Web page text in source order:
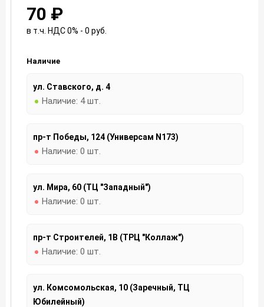
70 ₽
в т.ч. НДС 0% - 0 руб.
Наличие
ул. Ставского, д. 4
Наличие: 4 шт.
пр-т Победы, 124 (Универсам N173)
Наличие: 0 шт.
ул. Мира, 60 (ТЦ "Западный")
Наличие: 0 шт.
пр-т Строителей, 1В (ТРЦ "Коллаж")
Наличие: 0 шт.
ул. Комсомольская, 10 (Заречный, ТЦ
Юбилейный)